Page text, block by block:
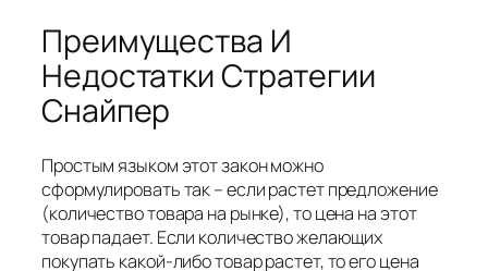
Преимущества И
Недостатки Стратегии
Снайпер
Простым языком этот закон можно
сформулировать так – если растет предложение
(количество товара на рынке), то цена на этот
товар падает. Если количество желающих
покупать какой-либо товар растет, то его цена